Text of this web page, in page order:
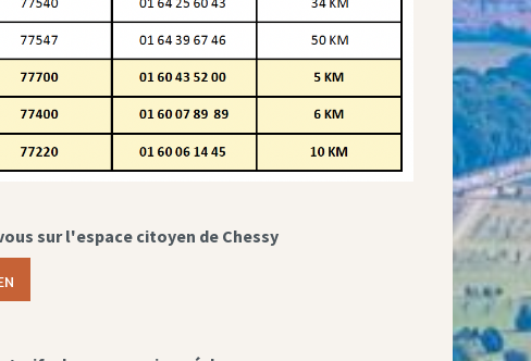
sur l'espace citoyen de Chessy